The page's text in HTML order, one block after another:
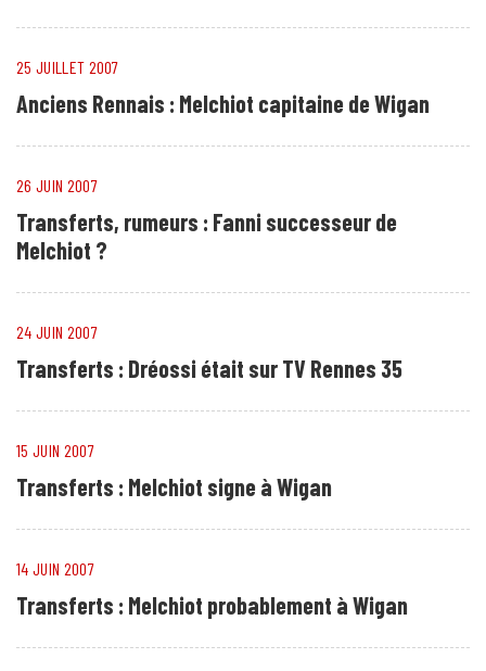
25 JUILLET 2007
Anciens Rennais : Melchiot capitaine de Wigan
26 JUIN 2007
Transferts, rumeurs : Fanni successeur de
Melchiot ?
24 JUIN 2007
Transferts : Dréossi était sur TV Rennes 35
15 JUIN 2007
Transferts : Melchiot signe à Wigan
14 JUIN 2007
Transferts : Melchiot probablement à Wigan